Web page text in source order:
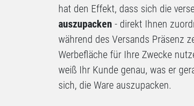
hat den Effekt, dass sich die
auszupacken - direkt Ihnen
während des Versands Präsenz
Werbefläche für Ihre Zwecke
weiß Ihr Kunde genau, was er
sich, die Ware auszupacken.